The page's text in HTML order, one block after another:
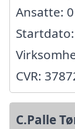
Ansatte: 0
CVR:
C.Palle